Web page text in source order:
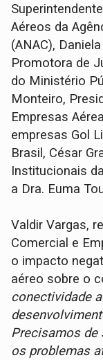
Aéreos da
(ANAC),
Promotora de
do Ministério
Monteiro,
Empresas
empresas Gol
Brasil, César
Institucionais
a Dra. Euma
Valdir Vargas,
Comercial e
o impacto
aéreo sobre o
conectividade
Precisamos de
os problemas